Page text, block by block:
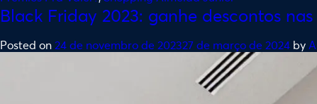
Black Friday 2023: ganhe descontos
Posted on24 de novembro de 202327 de março de 2024 by